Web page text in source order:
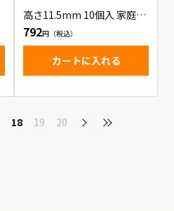
高さ11.5mm 10個入 家庭用
ボビン
792
カートに入れる
18 19 20